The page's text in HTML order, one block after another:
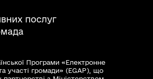
послуг
Програми «Електронне
участі громади» (EGAP), що